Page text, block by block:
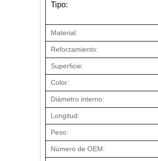
Tipo:
Material:
Reforzamiento:
Superficie:
Color:
Diámetro interno:
Longitud:
Peso:
Número de OEM: